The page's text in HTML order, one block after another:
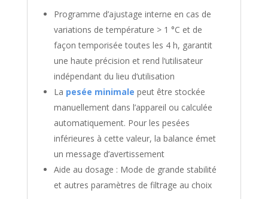
Programme d’ajustage interne en cas de
variations de température > 1 °C et de
façon temporisée toutes les 4 h, garantit
une haute précision et rend l‘utilisateur
indépendant du lieu d‘utilisation
La pesée minimale peut être stockée
manuellement dans l’appareil ou calculée
automatiquement. Pour les pesées
inférieures à cette valeur, la balance émet
un message d’avertissement
Aide au dosage : Mode de grande stabilité
et autres paramètres de filtrage au choix